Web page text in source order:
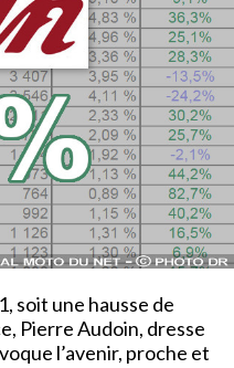
soit une hausse de
Pierre Audoin, dresse
l’avenir, proche et